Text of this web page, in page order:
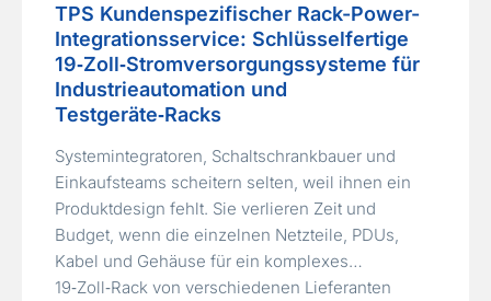
TPS Kundenspezifischer Rack-Power-
Integrationsservice: Schlüsselfertige
19‑Zoll‑Stromversorgungssysteme für
Industrieautomation und
Testgeräte‑Racks
Systemintegratoren, Schaltschrankbauer und
Einkaufsteams scheitern selten, weil ihnen ein
Produktdesign fehlt. Sie verlieren Zeit und
Budget, wenn die einzelnen Netzteile, PDUs,
Kabel und Gehäuse für ein komplexes
19‑Zoll‑Rack von verschiedenen Lieferanten